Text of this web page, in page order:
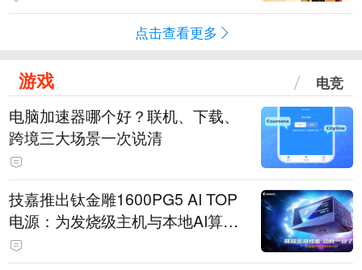
点击查看更多
游戏 电竞
电脑加速器哪个好？联机、下载、
跨境三大场景一次说清
技嘉推出钛金雕1600PG5 AI TOP
电源：为发烧级主机与本地AI算力
打造旗舰供电方案